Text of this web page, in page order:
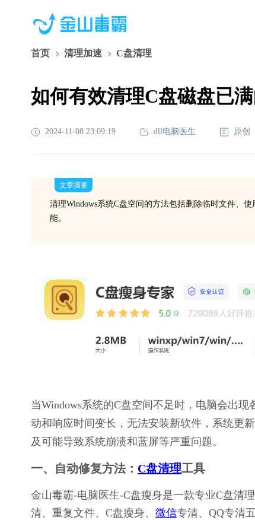
首页 清理加速 C盘清理
如何有效清理C盘磁盘已
2024-11-08 23:09:19 dll电脑医生 原创
文章摘要
清理Windows系统C盘空间的方法包括删除临时文件、
能。
当Windows系统的C盘空间不足时，电脑会出
动和响应时间变长，无法安装新软件，系统更
及可能导致系统崩溃和蓝屏等严重问题。
一、自动修复方法： C盘清理工具
金山毒霸-电脑医生-C盘瘦身是一款专业C盘清
清、重复文件、C盘瘦身、 微信专清、QQ专清